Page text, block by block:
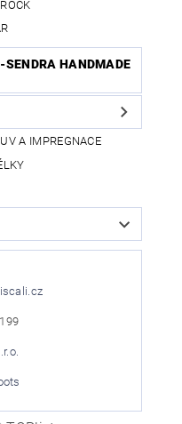
SENDRA HANDMADE
A IMPREGNACE